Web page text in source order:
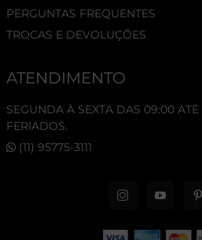
PERGUNTAS FREQUENTES
TROCAS E DEVOLUÇÕES
ATENDIMENTO
SEGUNDA À SEXTA DAS 09:00 ATÉ
FERIADOS.
(11) 95775-3111